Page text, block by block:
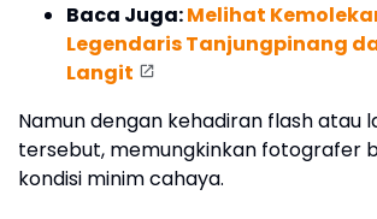
Baca Juga:Melihat
Legendaris Tanjungpinang
Langit
Namun dengan kehadiran flash atau
tersebut, memungkinkan fotografer
kondisi minim cahaya.